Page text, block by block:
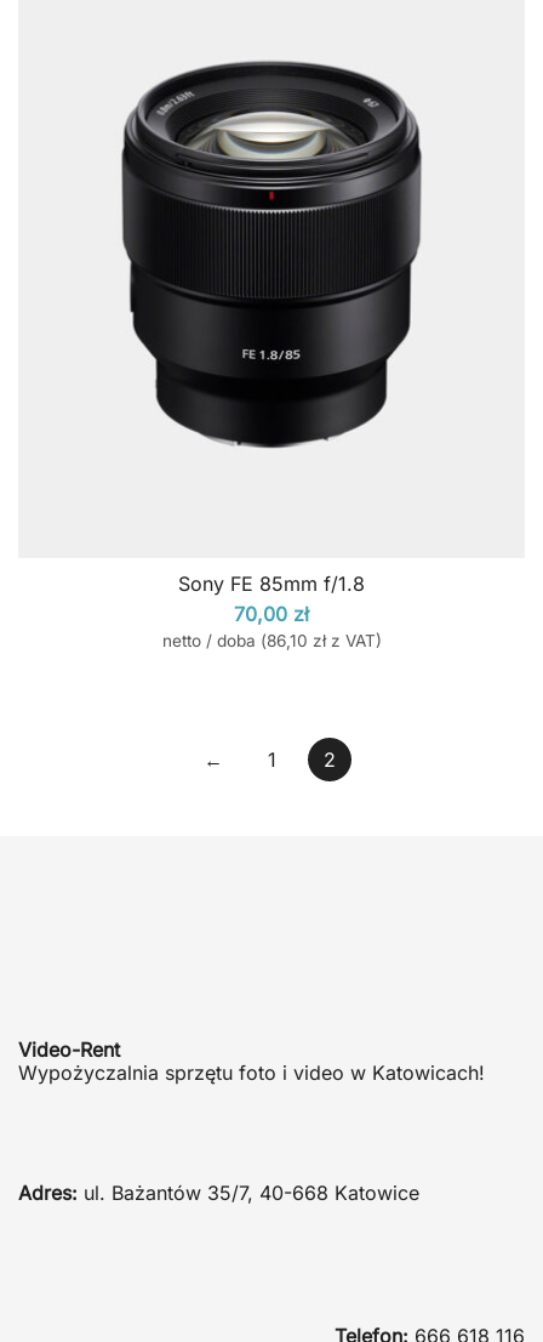
Sony FE 85mm f/1.8
70,00 zł
netto / doba (86,10 złz VAT)
← 1 2
Video-Rent
Wypożyczalnia sprzętu foto i video w Katowicach!
Adres: ul. Bażantów 35/7, 40-668 Katowice
Telefon: 666 618 116